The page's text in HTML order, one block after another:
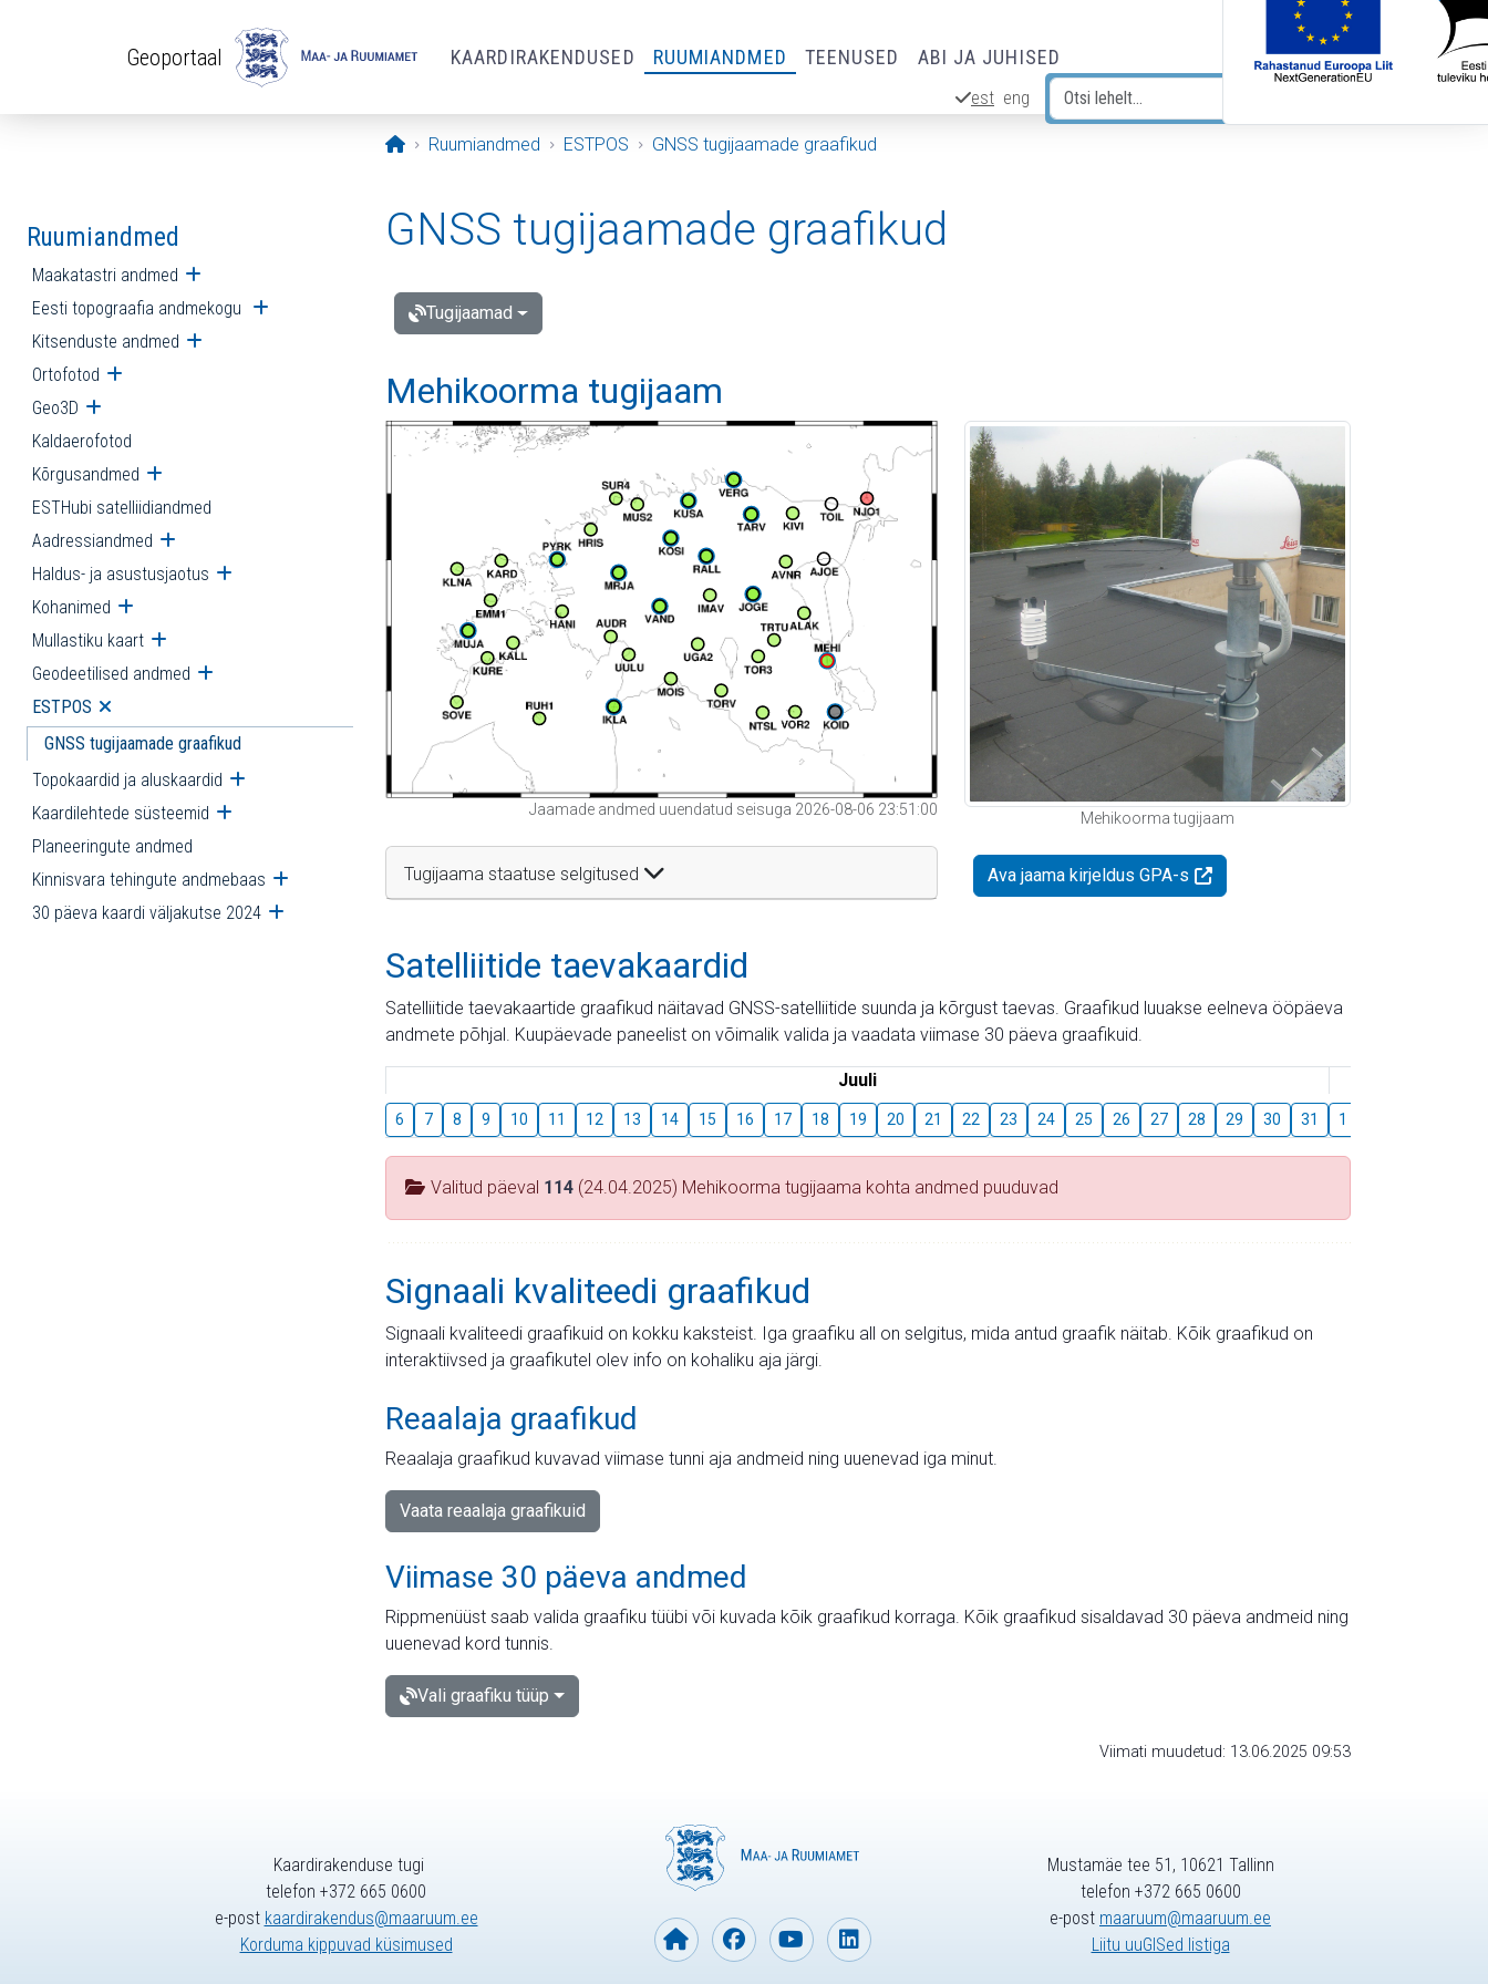
Geoportaal KAARDIRAKENDUSED RUUMIANDMED TEENUSED ABI JA JUHISED
est eng
Avaleht
Ruumiandmed ESTPOS GNSS tugijaamade graafikud
Ruumiandmed
Maakatastri andmed Ava alammenüü
Eesti topograafia andmekogu Ava alammenüü
Kitsenduste andmed Ava alammenüü
Ortofotod Ava alammenüü
Geo3D Ava alammenüü
Kaldaerofotod
Kõrgusandmed Ava alammenüü
ESTHubi satelliidiandmed
Aadressiandmed Ava alammenüü
Haldus- ja asustusjaotus Ava alammenüü
Kohanimed Ava alammenüü
Mullastiku kaart Ava alammenüü
Geodeetilised andmed Ava alammenüü
ESTPOS Ava alammenüü
GNSS tugijaamade graafikud
Topokaardid ja aluskaardid Ava alammenüü
Kaardilehtede süsteemid Ava alammenüü
Planeeringute andmed
Kinnisvara tehingute andmebaas Ava alammenüü
30 päeva kaardi väljakutse 2024 Ava alammenüü
GNSS tugijaamade graafikud
Tugijaamad
Mehikoorma tugijaam
Jaamade andmed uuendatud seisuga 2026-08-06 23:51:00
Tugijaama staatuse selgitused
Mehikoorma tugijaam
Ava jaama kirjeldus GPA-s
Satelliitide taevakaardid
Satelliitide taevakaartide graafikud näitavad GNSS-satelliitide suunda ja kõrgust taevas. Graafikud luuakse eelneva ööpäeva
andmete põhjal. Kuupäevade paneelist on võimalik valida ja vaadata viimase 30 päeva graafikuid.
Juuli
6 7 8 9 10 11 12 13 14 15 16 17 18 19 20 21 22 23 24 25 26 27 28 29 30 31 1
Valitud päeval 114 (24.04.2025) Mehikoorma tugijaama kohta andmed puuduvad
Signaali kvaliteedi graafikud
Signaali kvaliteedi graafikuid on kokku kaksteist. Iga graafiku all on selgitus, mida antud graafik näitab. Kõik graafikud on
interaktiivsed ja graafikutel olev info on kohaliku aja järgi.
Reaalaja graafikud
Reaalaja graafikud kuvavad viimase tunni aja andmeid ning uuenevad iga minut.
Vaata reaalaja graafikuid
Viimase 30 päeva andmed
Rippmenüüst saab valida graafiku tüübi või kuvada kõik graafikud korraga. Kõik graafikud sisaldavad 30 päeva andmeid ning
uuenevad kord tunnis.
Vali graafiku tüüp
Viimati muudetud: 13.06.2025 09:53
Kaardirakenduse tugi
telefon +372 665 0600
e-post kaardirakendus@maaruum.ee
Korduma kippuvad küsimused
Mustamäe tee 51, 10621 Tallinn
telefon +372 665 0600
e-post maaruum@maaruum.ee
Liitu uuGISed listiga